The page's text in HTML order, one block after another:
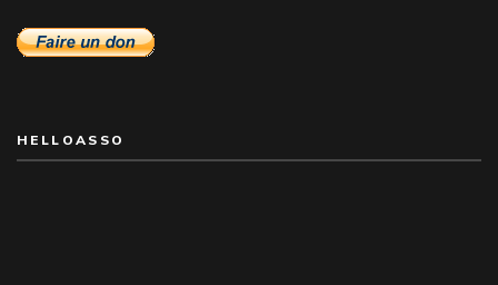
HELLOASSO